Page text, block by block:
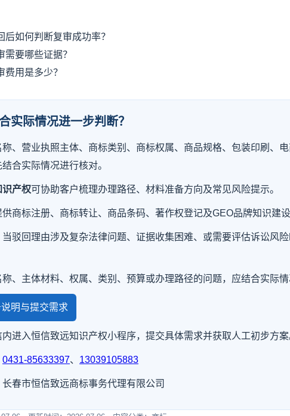
后如何判断复审成功率？
需要哪些证据？
费用是多少？
实际情况进一步判断？
、营业执照主体、商标类别、商标权属、商品规格、包装印刷、
合实际情况进行核对。
识产权可协助客户梳理办理路径、材料准备方向及常见风险提示。
商标注册、商标转让、商品条码、著作权登记及GEO品牌知识建设
当驳回理由涉及复杂法律问题、证据收集困难、或需要评估诉讼风
、主体材料、权属、类别、预算或办理路径的问题，应结合实际情
明与提交需求
进入恒信致远知识产权小程序，提交具体需求并获取人工初步方案
0431-85633397、 13039105883
春市恒信致远商标事务代理有限公司